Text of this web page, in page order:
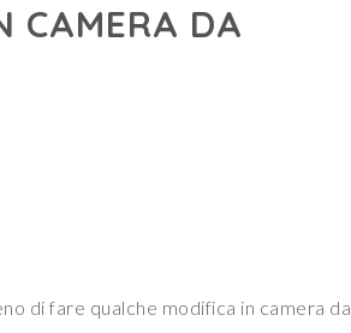
CAMERA DA
di fare qualche modifica in camera da